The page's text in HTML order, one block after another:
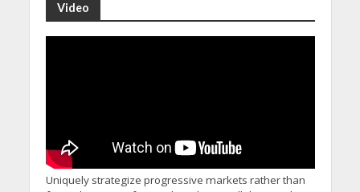
Video
Uniquely strategize progressive markets rather than